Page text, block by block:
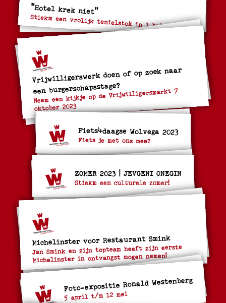
"Hotel krek niet"
Stiekm een vrolijk tenielstok in 3 bedrieven
Vrijwilligerswerk doen of op zoek naar
een burgerschapsstage?
Neem een kijkje op de Vrijwilligersmarkt 7
oktober 2023
Fiets4daagse Wolvega 2023
Fiets je met ons mee?
ZOMER 2023 | JEVGENI ONEGIN
Stiekm een culturele zomer!
Michelinster voor Restaurant Smink
Jan Smink en zijn topteam heeft zijn eerste
Michelinster in ontvangst mogen nemen!
Foto-expositie Ronald Westenberg
5 april t/m 12 mei